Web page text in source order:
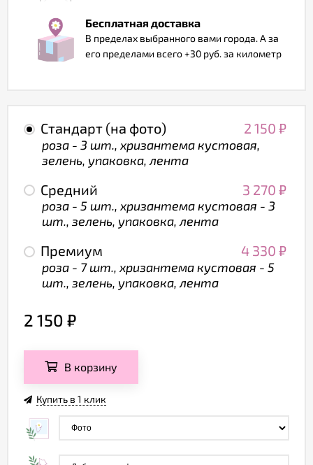
Бесплатная доставка
В пределах выбранного вами города. А за
его пределами всего +30 руб. за километр
Стандарт (на фото) 2 150 ₽
роза - 3 шт., хризантема кустовая,
зелень, упаковка, лента
Средний 3 270 ₽
роза - 5 шт., хризантема кустовая - 3
шт., зелень, упаковка, лента
Премиум 4 330 ₽
роза - 7 шт., хризантема кустовая - 5
шт., зелень, упаковка, лента
2 150 ₽
В корзину
Купить в 1 клик